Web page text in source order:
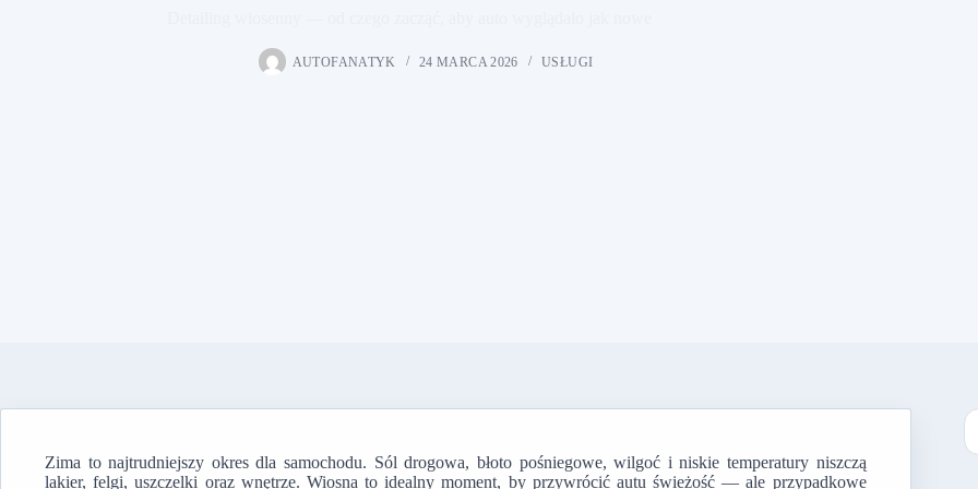
AUTOFANATYK 24 MARCA 2026 USŁUGI
Zima to najtrudniejszy okres dla samochodu. Sól drogowa, błoto pośniegowe, wilgoć i niskie temperatury niszczą
lakier, felgi, uszczelki oraz wnętrze. Wiosna to idealny moment, by przywrócić autu świeżość — ale przypadkowe